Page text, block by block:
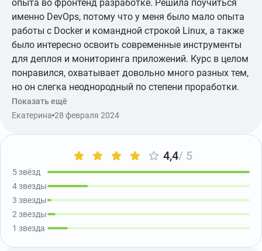
опыта во фронтенд разработке. Решила поучиться
именно DevOps, потому что у меня было мало опыта
работы с Docker и командной строкой Linux, а также
было интересно освоить современные инструменты
для деплоя и мониторинга приложений. Курс в целом
понравился, охватывает довольно много разных тем,
но он слегка неоднородный по степени проработки.
Первый модуль просто замечательный, много тем, но
все очень структурировано. А вот второй модуль
проект потом расставляет все по местам. Также
среди плюсов отмечу, что можно поработать с
большим количеством инструментов (или они хотя
бы упоминаются как примеры). Видно, что курсы
постоянно дорабатываются. Например, в процессе
моего обучения добавилась глава в одном из
Показать ещё
Екатерина 28 февраля 2024
4,4/ 5
5 звёзд
4 звезды
3 звезды
2 звезды
1 звезда